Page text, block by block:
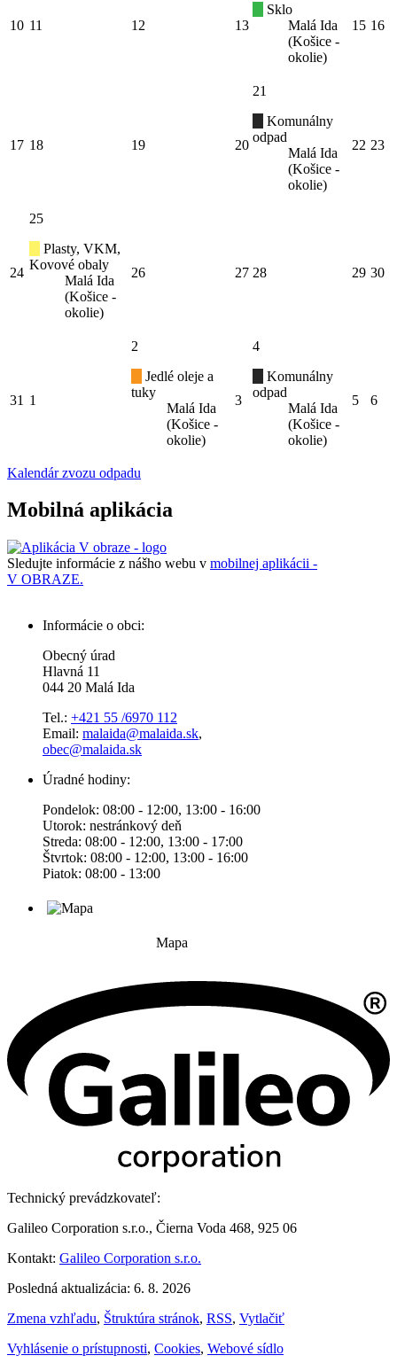
10 11 12 13
Sklo
Malá Ida
(Košice -
okolie)
15 16
17 18 19 20
21
Komunálny
odpad
Malá Ida
(Košice -
okolie)
22 23
24
25
Plasty, VKM,
Kovové obaly
Malá Ida
(Košice -
okolie)
26 27 28 29 30
31 1
2
Jedlé oleje a
tuky
Malá Ida
(Košice -
okolie)
3
4
Komunálny
odpad
Malá Ida
(Košice -
okolie)
5 6
Kalendár zvozu odpadu
Mobilná aplikácia
Sledujte informácie z nášho webu v mobilnej aplikácii -
V OBRAZE.
Informácie o obci:
Obecný úrad
Hlavná 11
044 20 Malá Ida
Tel.: +421 55 /6970 112
Email: malaida@malaida.sk,
obec@malaida.sk
Úradné hodiny:
Pondelok: 08:00 - 12:00, 13:00 - 16:00
Utorok: nestránkový deň
Streda: 08:00 - 12:00, 13:00 - 17:00
Štvrtok: 08:00 - 12:00, 13:00 - 16:00
Piatok: 08:00 - 13:00
Mapa
Technický prevádzkovateľ:
Galileo Corporation s.r.o., Čierna Voda 468, 925 06
Kontakt: Galileo Corporation s.r.o.
Posledná aktualizácia: 6. 8. 2026
Zmena vzhľadu, Štruktúra stránok, RSS, Vytlačiť
Vyhlásenie o prístupnosti, Cookies, Webové sídlo